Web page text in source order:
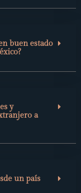
buen estado
y
a
un país